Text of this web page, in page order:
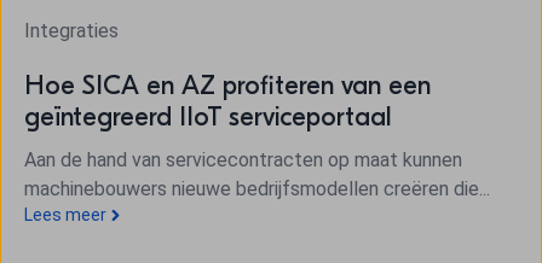
Integraties
Hoe SICA en AZ profiteren van een
geïntegreerd IIoT serviceportaal
Aan de hand van servicecontracten op maat kunnen
machinebouwers nieuwe bedrijfsmodellen creëren die...
Lees meer